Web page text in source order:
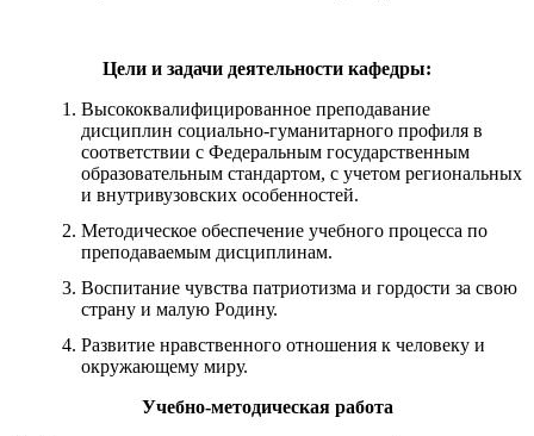
Цели и задачи деятельности кафедры:
Высококвалифицированное преподавание
дисциплин социально-гуманитарного профиля в
соответствии с Федеральным государственным
образовательным стандартом, с учетом региональных
и внутривузовских особенностей.
Методическое обеспечение учебного процесса по
преподаваемым дисциплинам.
Воспитание чувства патриотизма и гордости за свою
страну и малую Родину.
Развитие нравственного отношения к человеку и
окружающему миру.
Учебно-методическая работа